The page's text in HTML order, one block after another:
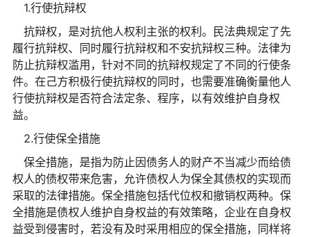
1.行使抗辩权
抗辩权，是对抗他人权利主张的权利。民法典规定了先
履行抗辩权、同时履行抗辩权和不安抗辩权三种。法律为
防止抗辩权滥用，针对不同的抗辩权规定了不同的行使条
件。在己方积极行使抗辩权的同时，也需要准确衡量他人
行使抗辩权是否符合法定条、程序，以有效维护自身权
益。
2.行使保全措施
保全措施，是指为防止因债务人的财产不当减少而给债
权人的债权带来危害，允许债权人为保全其债权的实现而
采取的法律措施。保全措施包括代位权和撤销权两种。保
全措施是债权人维护自身权益的有效策略，企业在自身权
益受到侵害时，若没有及时采用相应的保全措施，同样将